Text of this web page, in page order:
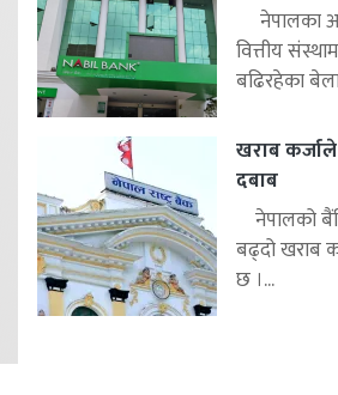
नेपालका
वित्तीय
बढिरहेका
खराब
दबाब
नेपालको
बढ्दो खराब
छ ।...